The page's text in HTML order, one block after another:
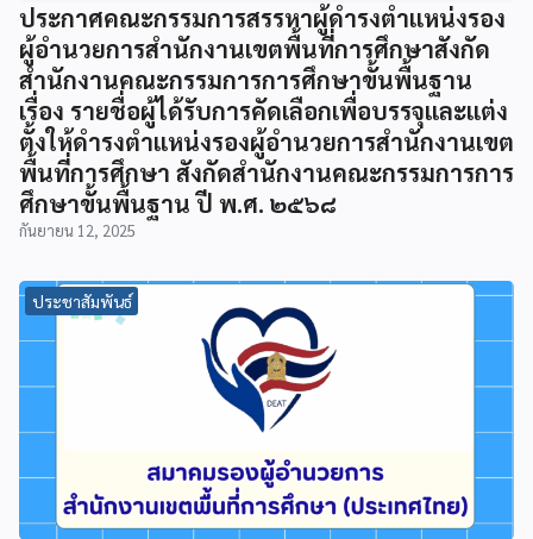
ประกาศคณะกรรมการสรรหาผู้ดำรงตำแหน่งรอง
ผู้อำนวยการสำนักงานเขตพื้นที่การศึกษาสังกัด
สำนักงานคณะกรรมการการศึกษาขั้นพื้นฐาน
เรื่อง รายชื่อผู้ได้รับการคัดเลือกเพื่อบรรจุและแต่ง
ตั้งให้ดำรงตำแหน่งรองผู้อำนวยการสำนักงานเขต
พื้นที่การศึกษา สังกัดสำนักงานคณะกรรมการการ
ศึกษาขั้นพื้นฐาน ปี พ.ศ. ๒๕๖๘
กันยายน 12, 2025
ประชาสัมพันธ์